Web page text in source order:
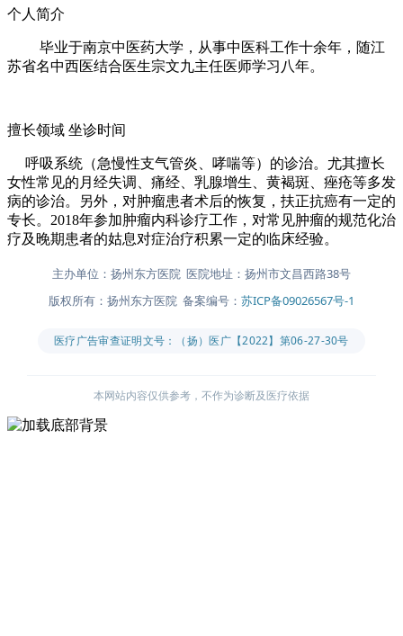
个人简介
毕业于南京中医药大学，从事中医科工作十余年，随江
苏省名中西医结合医生宗文九主任医师学习八年。
擅长领域 坐诊时间
呼吸系统（急慢性支气管炎、哮喘等）的诊治。尤其擅长
女性常见的月经失调、痛经、乳腺增生、黄褐斑、痤疮等多发
病的诊治。另外，对肿瘤患者术后的恢复，扶正抗癌有一定的
专长。2018年参加肿瘤内科诊疗工作，对常见肿瘤的规范化治
疗及晚期患者的姑息对症治疗积累一定的临床经验。
主办单位：扬州东方医院 医院地址：扬州市文昌西路38号
版权所有：扬州东方医院 备案编号： 苏ICP备09026567号-1
医疗广告审查证明文号：（扬）医广【2022】第06-27-30号
本网站内容仅供参考，不作为诊断及医疗依据